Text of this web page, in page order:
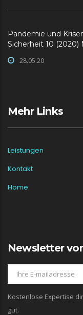
Pandemie und
Sicherheit 10 (2020)
28.05.20
Mehr Links
Leistungen
Kontakt
Home
Newsletter
Kostenlose Expertise
gut.